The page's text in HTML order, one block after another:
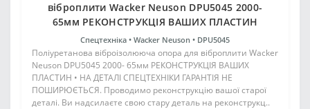
віброплити Wacker Neuson DPU5045 2000-
65мм РЕКОНСТРУКЦІЯ ВАШИХ ПЛАСТИН
Спецтехніка • Wacker Neuson • DPU5045
Поліуретанова віброізолююча опора для віброплити Wacker
Neuson DPU5045 2000- 65мм РЕКОНСТРУКЦІЯ ВАШИХ
ПЛАСТИН • НА ДЕТАЛІ СПЕЦТЕХНІКИ ГАРАНТІЯ НЕ
ПОШИРЮЄТЬСЯ. Проводимо реконструкцію вашої старої
деталі. Ви надсилаєте свою стару деталь на реконструкц..